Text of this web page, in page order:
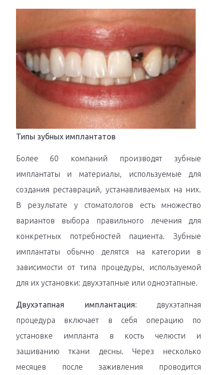
Типы зубных имплантатов
Более 60 компаний производят зубные
имплантаты и материалы, используемые для
создания реставраций, устанавливаемых на них.
В результате у стоматологов есть множество
вариантов выбора правильного лечения для
конкретных потребностей пациента. Зубные
имплантаты обычно делятся на категории в
зависимости от типа процедуры, используемой
для их установки: двухэтапные или одноэтапные.
Двухэтапная имплантация:двухэтапная
процедура включает в себя операцию по
установке импланта в кость челюсти и
зашиванию ткани десны. Через несколько
месяцев после заживления проводится